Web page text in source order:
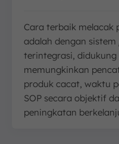
Cara terbaik
adalah dengan sistem
terintegrasi, didukung
memungkinkan
produk cacat, waktu
SOP secara objektif
peningkatan